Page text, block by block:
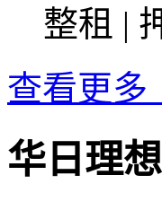
整租 |
查看更多
华日理